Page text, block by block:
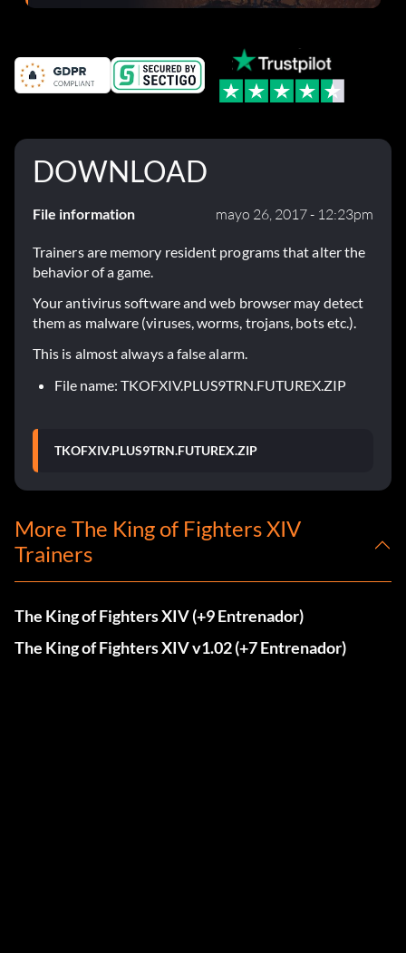
el parche 1.0.4
DOWNLOAD
File information mayo 26, 2017 - 12:23pm
Trainers are memory resident programs that alter the
behavior of a game.
Your antivirus software and web browser may detect
them as malware (viruses, worms, trojans, bots etc.).
This is almost always a false alarm.
File name: TKOFXIV.PLUS9TRN.FUTUREX.ZIP
TKOFXIV.PLUS9TRN.FUTUREX.ZIP
More The King of Fighters XIV
Trainers
The King of Fighters XIV (+9 Entrenador)
The King of Fighters XIV v1.02 (+7 Entrenador)